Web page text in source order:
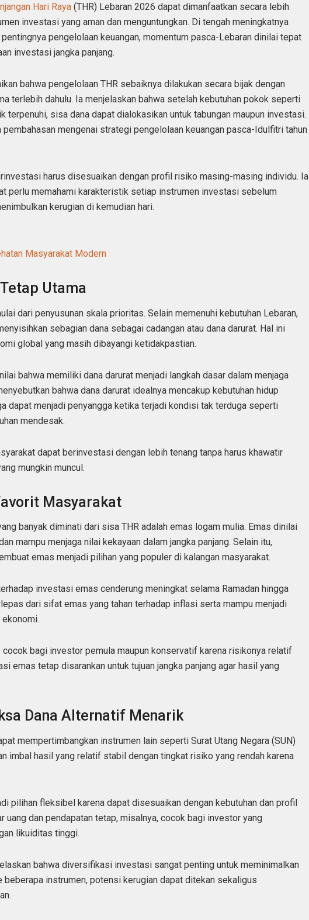
Hari Raya (THR) Lebaran 2026 dapat dimanfaatkan secara lebih
investasi yang aman dan menguntungkan. Di tengah meningkatnya
pengelolaan keuangan, momentum pasca-Lebaran dinilai tepat
investasi jangka panjang.
bahwa pengelolaan THR sebaiknya dilakukan secara bijak dengan
terlebih dahulu. Ia menjelaskan bahwa setelah kebutuhan pokok seperti
terpenuhi, sisa dana dapat dialokasikan untuk tabungan maupun investasi.
mengenai strategi pengelolaan keuangan pasca-Idulfitri tahun
harus disesuaikan dengan profil risiko masing-masing individu. Ia
perlu memahami karakteristik setiap instrumen investasi sebelum
kerugian di kemudian hari.
Masyarakat Modern
Utama
dari penyusunan skala prioritas. Selain memenuhi kebutuhan Lebaran,
sebagian dana sebagai cadangan atau dana darurat. Hal ini
global yang masih dibayangi ketidakpastian.
bahwa memiliki dana darurat menjadi langkah dasar dalam menjaga
bahwa dana darurat idealnya mencakup kebutuhan hidup
dapat menjadi penyangga ketika terjadi kondisi tak terduga seperti
mendesak.
dapat berinvestasi dengan lebih tenang tanpa harus khawatir
mungkin muncul.
Masyarakat
banyak diminati dari sisa THR adalah emas logam mulia. Emas dinilai
mampu menjaga nilai kekayaan dalam jangka panjang. Selain itu,
emas menjadi pilihan yang populer di kalangan masyarakat.
investasi emas cenderung meningkat selama Ramadan hingga
dari sifat emas yang tahan terhadap inflasi serta mampu menjadi
cocok bagi investor pemula maupun konservatif karena risikonya relatif
emas tetap disarankan untuk tujuan jangka panjang agar hasil yang
Dana Alternatif Menarik
mempertimbangkan instrumen lain seperti Surat Utang Negara (SUN)
imbal hasil yang relatif stabil dengan tingkat risiko yang rendah karena
pilihan fleksibel karena dapat disesuaikan dengan kebutuhan dan profil
uang dan pendapatan tetap, misalnya, cocok bagi investor yang
likuiditas tinggi.
bahwa diversifikasi investasi sangat penting untuk meminimalkan
beberapa instrumen, potensi kerugian dapat ditekan sekaligus